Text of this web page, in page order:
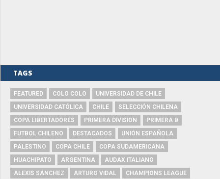
TAGS
FEATURED COLO COLO
UNIVERSIDAD DE CHILE
UNIVERSIDAD CATÓLICA
CHILE
SELECCIÓN CHILENA
COPA LIBERTADORES
PRIMERA DIVISIÓN
PRIMERA B
FUTBOL CHILENO
DESTACADOS
UNIÓN ESPAÑOLA
PALESTINO
COPA CHILE
COPA SUDAMERICANA
HUACHIPATO
ARGENTINA
AUDAX ITALIANO
ALEXIS SÁNCHEZ
ARTURO VIDAL
CHAMPIONS LEAGUE